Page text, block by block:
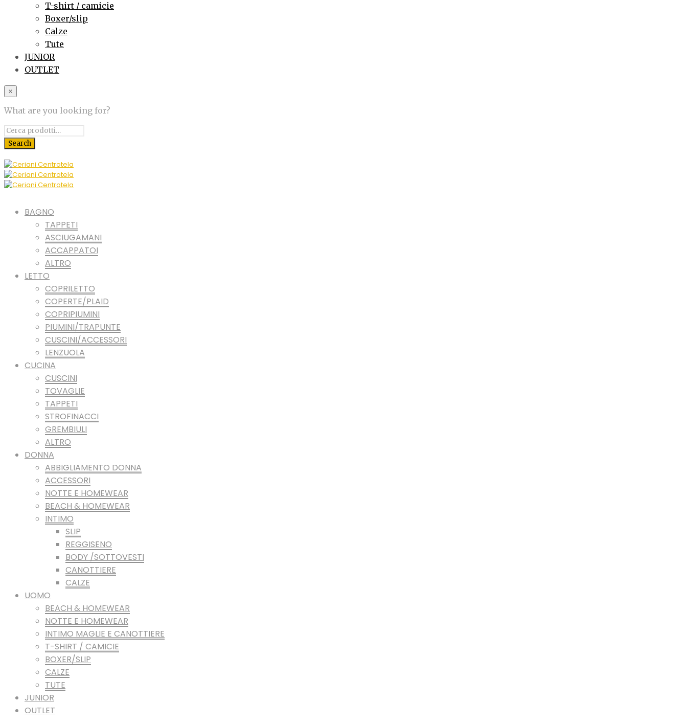
T-shirt / camicie
Boxer/slip
Calze
Tute
JUNIOR
OUTLET
×
What are you looking for?
BAGNO
TAPPETI
ASCIUGAMANI
ACCAPPATOI
ALTRO
LETTO
COPRILETTO
COPERTE/PLAID
COPRIPIUMINI
PIUMINI/TRAPUNTE
CUSCINI/ACCESSORI
LENZUOLA
CUCINA
CUSCINI
TOVAGLIE
TAPPETI
STROFINACCI
GREMBIULI
ALTRO
DONNA
ABBIGLIAMENTO DONNA
ACCESSORI
NOTTE E HOMEWEAR
BEACH & HOMEWEAR
INTIMO
SLIP
REGGISENO
BODY /SOTTOVESTI
CANOTTIERE
CALZE
UOMO
BEACH & HOMEWEAR
NOTTE E HOMEWEAR
INTIMO MAGLIE E CANOTTIERE
T-SHIRT / CAMICIE
BOXER/SLIP
CALZE
TUTE
JUNIOR
OUTLET